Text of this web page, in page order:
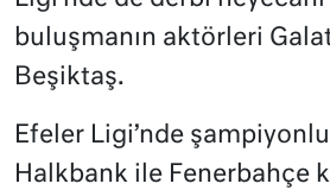
buluşmanın aktörleri
Beşiktaş.
Efeler Ligi’nde
Halkbank ile Fenerbahçe